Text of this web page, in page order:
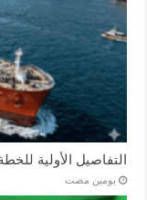
التفاصيل الأولية
‏يومين مضت